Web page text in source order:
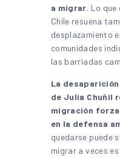
a migrar. Lo que
Chile resuena
desplazamiento
comunidades
las barriadas
La
de Julia Chuñil
migración
en la defensa
quedarse puede
migrar a veces